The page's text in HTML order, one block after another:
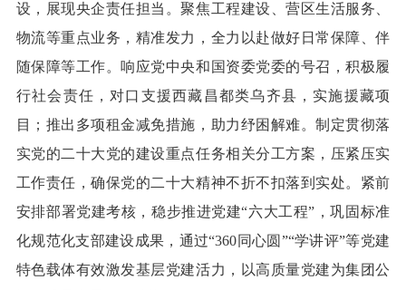
设，展现央企责任担当。聚焦工程建设、营区生活服务、
物流等重点业务，精准发力，全力以赴做好日常保障、伴
随保障等工作。响应党中央和国资委党委的号召，积极履
行社会责任，对口支援西藏昌都类乌齐县，实施援藏项
目；推出多项租金减免措施，助力纾困解难。制定贯彻落
实党的二十大党的建设重点任务相关分工方案，压紧压实
工作责任，确保党的二十大精神不折不扣落到实处。紧前
安排部署党建考核，稳步推进党建“六大工程”，巩固标准
化规范化支部建设成果，通过“360同心圆”“学讲评”等党建
特色载体有效激发基层党建活力，以高质量党建为集团公